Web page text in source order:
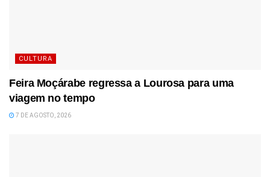
CULTURA
Feira Moçárabe regressa a Lourosa para uma
viagem no tempo
7 DE AGOSTO, 2026